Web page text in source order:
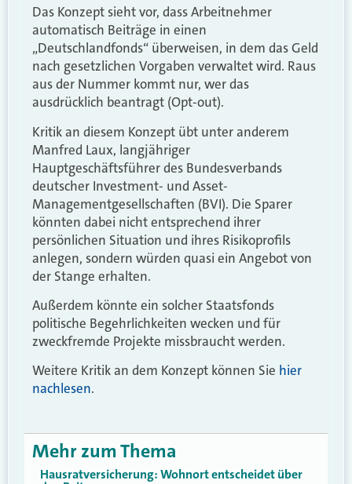
Das Konzept sieht vor, dass Arbeitnehmer
automatisch Beiträge in einen
„Deutschlandfonds“ überweisen, in dem das Geld
nach gesetzlichen Vorgaben verwaltet wird. Raus
aus der Nummer kommt nur, wer das
ausdrücklich beantragt (Opt-out).
Kritik an diesem Konzept übt unter anderem
Manfred Laux, langjähriger
Hauptgeschäftsführer des Bundesverbands
deutscher Investment- und Asset-
Managementgesellschaften (BVI). Die Sparer
könnten dabei nicht entsprechend ihrer
persönlichen Situation und ihres Risikoprofils
anlegen, sondern würden quasi ein Angebot von
der Stange erhalten.
Außerdem könnte ein solcher Staatsfonds
politische Begehrlichkeiten wecken und für
zweckfremde Projekte missbraucht werden.
Weitere Kritik an dem Konzept können Sie hier
nachlesen.
Mehr zum Thema
Hausratversicherung: Wohnort entscheidet über